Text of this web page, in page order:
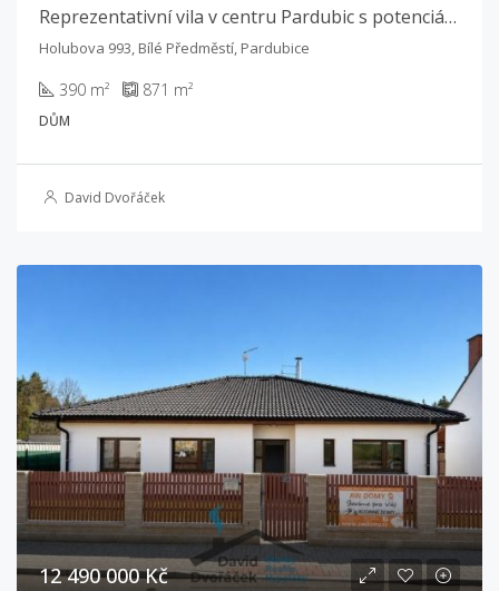
Reprezentativní vila v centru Pardubic s potenciálem pro podnikání i bydlení
Holubova 993, Bílé Předměstí, Pardubice
390 m² 871 m²
DŮM
David Dvořáček
12 490 000 Kč